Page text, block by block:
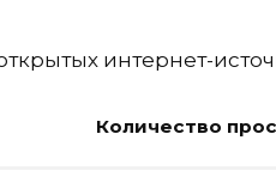
интернет-
Количество